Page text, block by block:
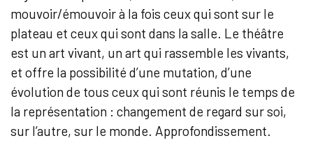
mouvoir/émouvoir à la fois ceux qui sont sur le
plateau et ceux qui sont dans la salle. Le théâtre
est un art vivant, un art qui rassemble les vivants,
et offre la possibilité d’une mutation, d’une
évolution de tous ceux qui sont réunis le temps de
la représentation : changement de regard sur soi,
sur l’autre, sur le monde. Approfondissement.